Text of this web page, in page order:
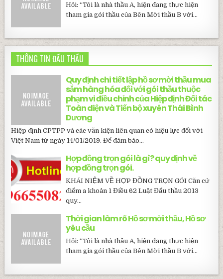
Hỏi: “Tôi là nhà thầu A, hiện đang thực hiện
tham gia gói thầu của Bên Mời thầu B với...
THÔNG TIN ĐẤU THẦU
Quy định chi tiết lập hồ sơ mời thầu mua
sắm hàng hóa đối với gói thầu thuộc
phạm vi điều chỉnh của Hiệp định Đối tác
Toàn diện và Tiến bộ xuyên Thái Bình
Dương
Hiệp định CPTPP và các văn kiện liên quan có hiệu lực đối với
Việt Nam từ ngày 14/01/2019. Để đảm bảo...
Hợp đồng trọn gói là gì? quy định về
hợp đồng trọn gói.
KHÁI NIỆM VỀ HỢP ĐỒNG TRỌN GÓI Căn cứ
điểm a khoản 1 Điều 62 Luật Đấu thầu 2013
quy...
Thời gian làm rõ Hồ sơ mời thầu, Hồ sơ
yêu cầu
Hỏi: “Tôi là nhà thầu A, hiện đang thực hiện
tham gia gói thầu của Bên Mời thầu B với...